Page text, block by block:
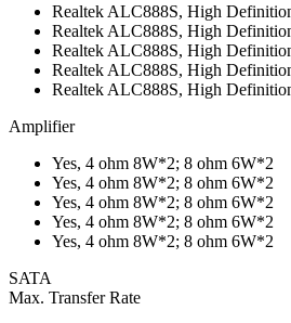
Realtek ALC888S, High
Realtek ALC888S, High
Realtek ALC888S, High
Realtek ALC888S, High
Realtek ALC888S, High
Amplifier
Yes, 4 ohm 8W*2; 8 ohm 6W*2
Yes, 4 ohm 8W*2; 8 ohm 6W*2
Yes, 4 ohm 8W*2; 8 ohm 6W*2
Yes, 4 ohm 8W*2; 8 ohm 6W*2
Yes, 4 ohm 8W*2; 8 ohm 6W*2
SATA
Max. Transfer Rate